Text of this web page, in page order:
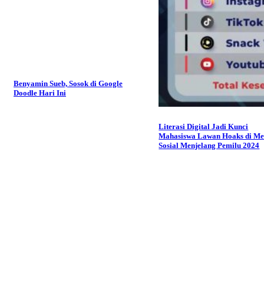
Benyamin Sueb, Sosok di Google
Doodle Hari Ini
Literasi Digital Jadi Kunci
Mahasiswa Lawan Hoaks di
Sosial Menjelang Pemilu 2024